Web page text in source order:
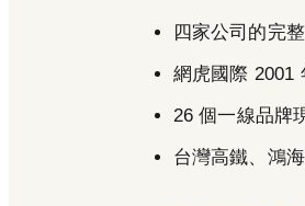
四家公司的完
網虎國際 2001
26 個一線品牌
台灣高鐵、鴻